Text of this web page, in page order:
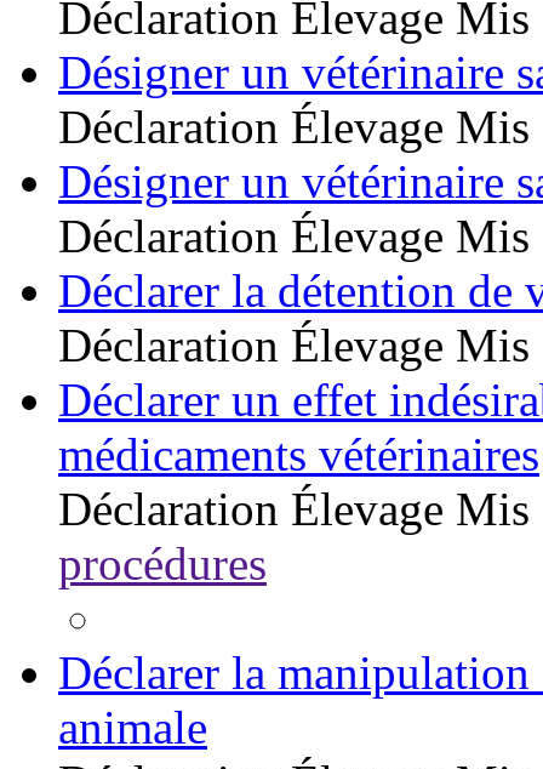
Déclaration Élevage Mis
Désigner un vétérinaire
Déclaration Élevage Mis
Désigner un vétérinaire
Déclaration Élevage Mis
Déclarer la détention de
Déclaration Élevage Mis
Déclarer un effet
médicaments vétérinaires
Déclaration Élevage Mis
procédures
Déclarer la manipulation
animale